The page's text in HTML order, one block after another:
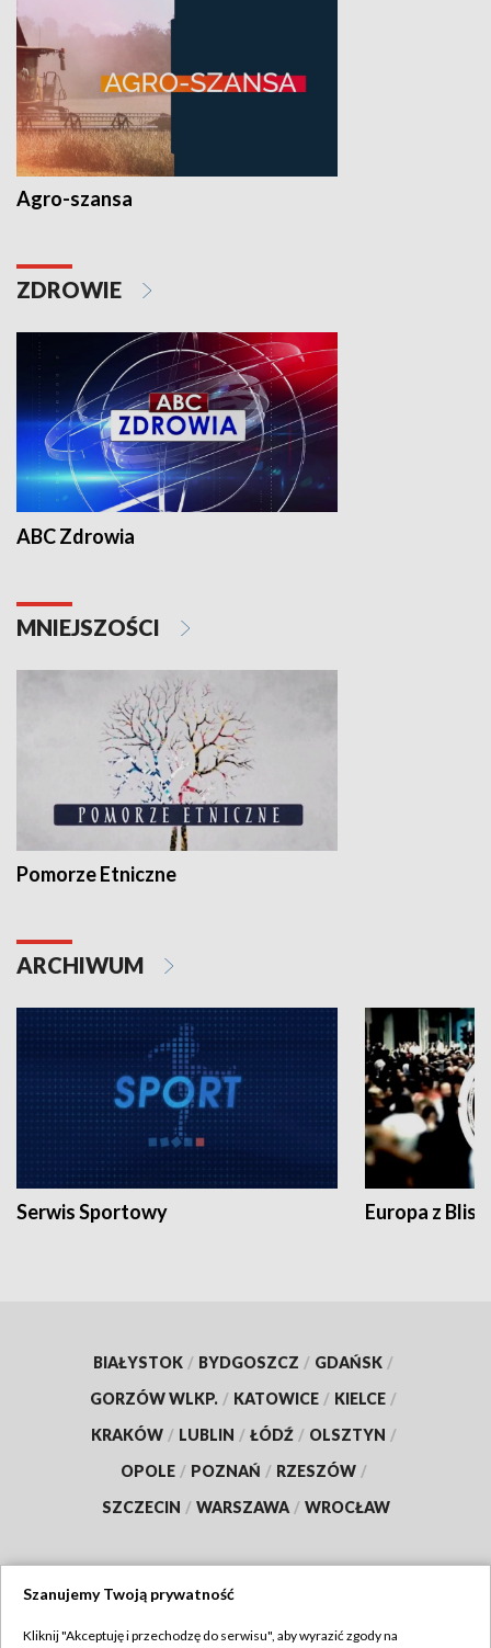
Agro-szansa
ZDROWIE
ABC Zdrowia
MNIEJSZOŚCI
Pomorze Etniczne
ARCHIWUM
Serwis Sportowy Europa z
BIAŁYSTOK / BYDGOSZCZ / GDAŃSK /
GORZÓW WLKP. / KATOWICE / KIELCE /
KRAKÓW / LUBLIN / ŁÓDŹ / OLSZTYN /
OPOLE / POZNAŃ / RZESZÓW /
SZCZECIN / WARSZAWA / WROCŁAW
Szanujemy Twoją prywatność
Kliknij "Akceptuję i przechodzę do serwisu", aby wyrazić zgody na